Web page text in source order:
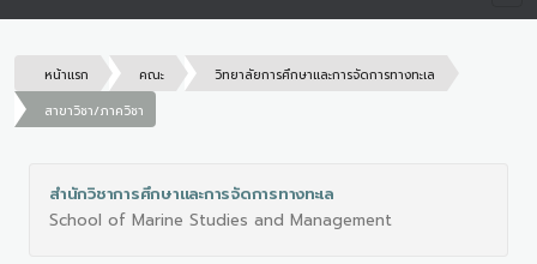
หน้าแรก คณะ
วิทยาลัยการศึกษาและการจัดการทางทะเล
สาขาวิชา/ภาควิชา
สำนักวิชาการศึกษาและการจัดการทางทะเล
School of Marine Studies and Management